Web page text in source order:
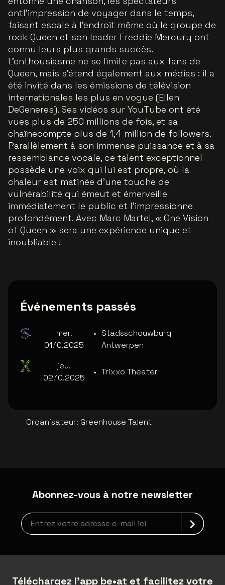
ontl’impression de voyager dans le temps,
faisant escale à l’endroit même où le groupe de
rock Queen et son leader Freddie Mercury ont
connu leurs plus grands succès.
L’enthousiasme ne se limite pas aux fans de
Queen, mais s’étend également aux médias : il a
été invité dans les émissions de télévision
internationales les plus en vogue (Ellen
DeGeneres). Ses vidéos sur YouTube ont été
vues plus de 250 millions de fois, et sa
chaînecompte plus de 1,4 million de followers.
Parallèlement à son immense puissance et à sa
ressemblance vocale, ce talent exceptionnel
possède une voix qui lui est propre, où la
chaleur est matinée d’une touche de
vulnérabilité qui émeut et émerveille
immédiatement le public et l’impressionne
profondément. Avec Marc Martel, « One Vision
of Queen » sera une expérience unique et
inoubliable !
Événements passés
mer.
01.10.2025
• Stadsschouwburg
Antwerpen
jeu.
02.10.2025
• Trixxo Theater
Organisateur: Greenhouse Talent
Abonnez-vous à notre newsletter
Inscription à la newsletter
Téléchargez l'app be•at et facilitez votre